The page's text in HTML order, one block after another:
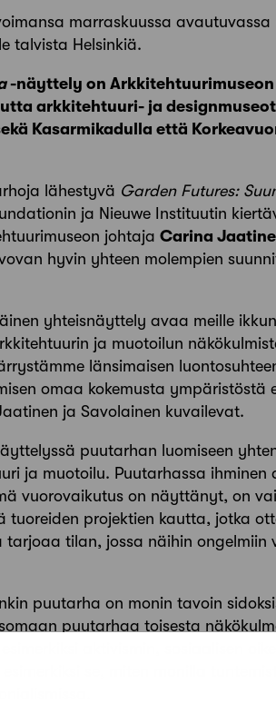
marraskuussa avautuvassa
talvista Helsinkiä.
-näyttely on Arkkitehtuurimuseon
arkkitehtuuri- ja
Kasarmikadulla että
lähestyvä Garden Futures:
ja Nieuwe Instituutin
johtaja Carina
hyvin yhteen molempien
yhteisnäyttely avaa meille
ja muotoilun
länsimaisen
omaa kokemusta ympäristöstä
ja Savolainen kuvailevat.
puutarhan luomiseen
ja muotoilu. Puutarhassa ihminen
vuorovaikutus on näyttänyt, on
tuoreiden projektien kautta, jotka
tilan, jossa näihin ongelmiin
puutarha on monin tavoin
puutarhaa toisesta
aktivismin, sosiaalisen
se, miten monilla